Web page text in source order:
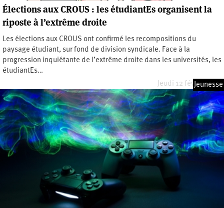
Élections aux CROUS : les étudiantEs organisent la
riposte à l’extrême droite
Les élections aux CROUS ont confirmé les recompositions du
paysage étudiant, sur fond de division syndicale. Face à la
progression inquiétante de l’extrême droite dans les universités, les
étudiantEs…
Jeudi 12 février 2026
Jeunesse